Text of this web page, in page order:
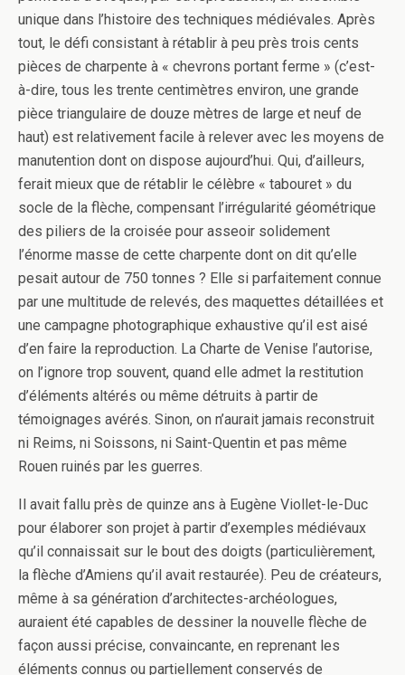
unique dans l’histoire des techniques médiévales. Après
tout, le défi consistant à rétablir à peu près trois cents
pièces de charpente à « chevrons portant ferme » (c’est-
à-dire, tous les trente centimètres environ, une grande
pièce triangulaire de douze mètres de large et neuf de
haut) est relativement facile à relever avec les moyens de
manutention dont on dispose aujourd’hui. Qui, d’ailleurs,
ferait mieux que de rétablir le célèbre « tabouret » du
socle de la flèche, compensant l’irrégularité géométrique
des piliers de la croisée pour asseoir solidement
l’énorme masse de cette charpente dont on dit qu’elle
pesait autour de 750 tonnes ? Elle si parfaitement connue
par une multitude de relevés, des maquettes détaillées et
une campagne photographique exhaustive qu’il est aisé
d’en faire la reproduction. La Charte de Venise l’autorise,
on l’ignore trop souvent, quand elle admet la restitution
d’éléments altérés ou même détruits à partir de
témoignages avérés. Sinon, on n’aurait jamais reconstruit
ni Reims, ni Soissons, ni Saint-Quentin et pas même
Rouen ruinés par les guerres.
Il avait fallu près de quinze ans à Eugène Viollet-le-Duc
pour élaborer son projet à partir d’exemples médiévaux
qu’il connaissait sur le bout des doigts (particulièrement,
la flèche d’Amiens qu’il avait restaurée). Peu de créateurs,
même à sa génération d’architectes-archéologues,
auraient été capables de dessiner la nouvelle flèche de
façon aussi précise, convaincante, en reprenant les
éléments connus ou partiellement conservés de